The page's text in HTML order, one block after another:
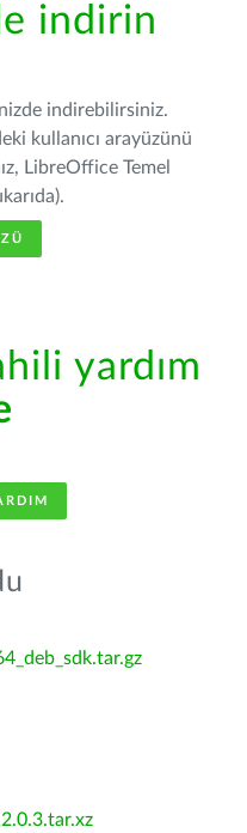
indirin
indirebilirsiniz.
kullanıcı arayüzünü
LibreOffice Temel
yardım